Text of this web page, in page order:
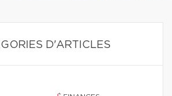
D'ARTICLES